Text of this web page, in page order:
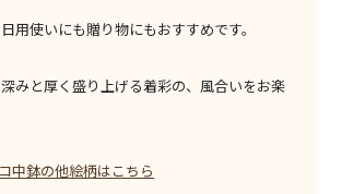
用使いにも贈り物にもおすすめです。
みと厚く盛り上げる着彩の、風合いをお楽
中鉢の他絵柄はこちら